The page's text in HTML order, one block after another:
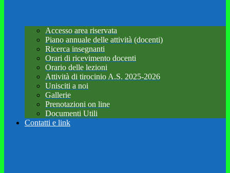
Accesso area riservata
Piano annuale delle attività (docenti)
Ricerca insegnanti
Orari di ricevimento docenti
Orario delle lezioni
Attività di tirocinio A.S. 2025-2026
Unisciti a noi
Gallerie
Prenotazioni on line
Documenti Utili
Contatti e link